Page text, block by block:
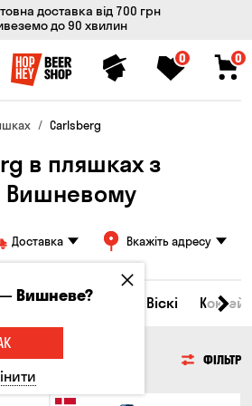
доставка від 700 грн
до 90 хвилин
0 0
Carlsberg
в пляшках з
Вишневому
Доставка Вкажіть адресу
Сидр Віскі
ФІЛЬТР
Вишневе?